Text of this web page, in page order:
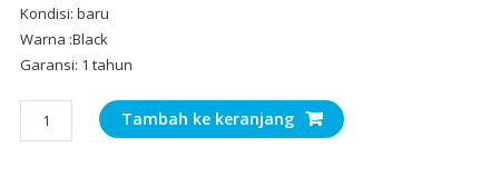
Kondisi: baru
Warna :Black
Garansi: 1 tahun
Kuantitas
Baterai
Tambah ke keranjang